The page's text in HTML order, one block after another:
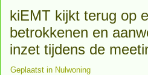
kiEMT kijkt terug op
betrokkenen en
inzet tijdens de
Geplaatst in Nulwoning